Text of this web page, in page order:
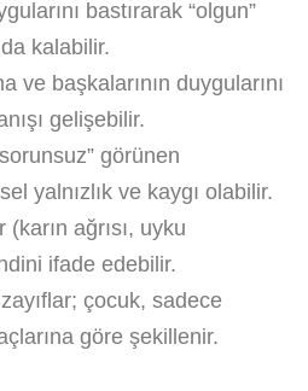
bastırarak “olgun”
kalabilir.
ve başkalarının duygularını
gelişebilir.
görünen
yalnızlık ve kaygı olabilir.
ağrısı, uyku
ifade edebilir.
çocuk, sadece
göre şekillenir.